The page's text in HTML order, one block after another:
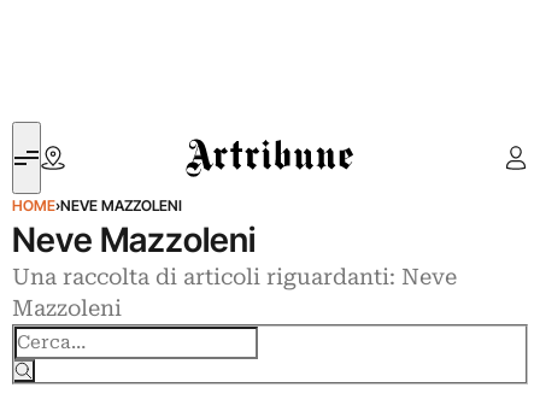
Artribune
HOME›NEVE MAZZOLENI
Neve Mazzoleni
Una raccolta di articoli riguardanti: Neve
Mazzoleni